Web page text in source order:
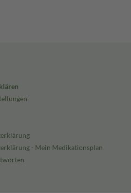
- Mein Medikationsplan